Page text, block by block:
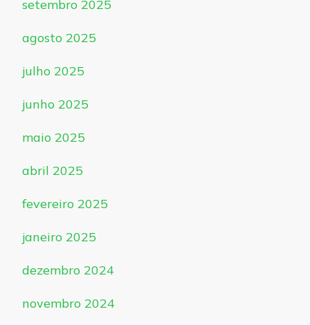
setembro 2025
agosto 2025
julho 2025
junho 2025
maio 2025
abril 2025
fevereiro 2025
janeiro 2025
dezembro 2024
novembro 2024